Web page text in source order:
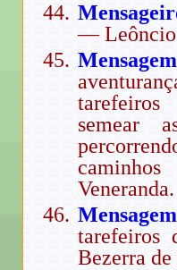
— Leôncio
Mensagem
semear
Veneranda.
tarefeiros
Bezerra de